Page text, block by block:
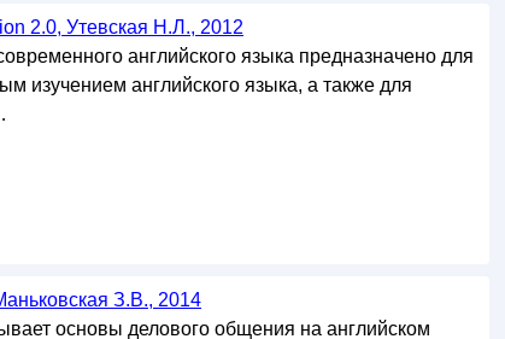
2.0, Утевская Н.Л., 2012
английского языка предназначено для
изучением английского языка, а также для
З.В., 2014
основы делового общения на английском